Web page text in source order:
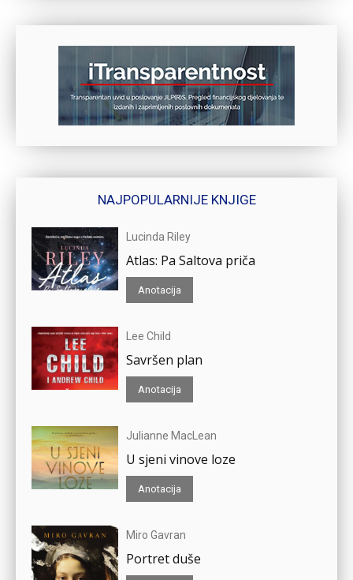
NAJPOPULARNIJE KNJIGE
Lucinda Riley
Atlas: Pa Saltova priča
Anotacija
Lee Child
Savršen plan
Anotacija
Julianne MacLean
U sjeni vinove loze
Anotacija
Miro Gavran
Portret duše